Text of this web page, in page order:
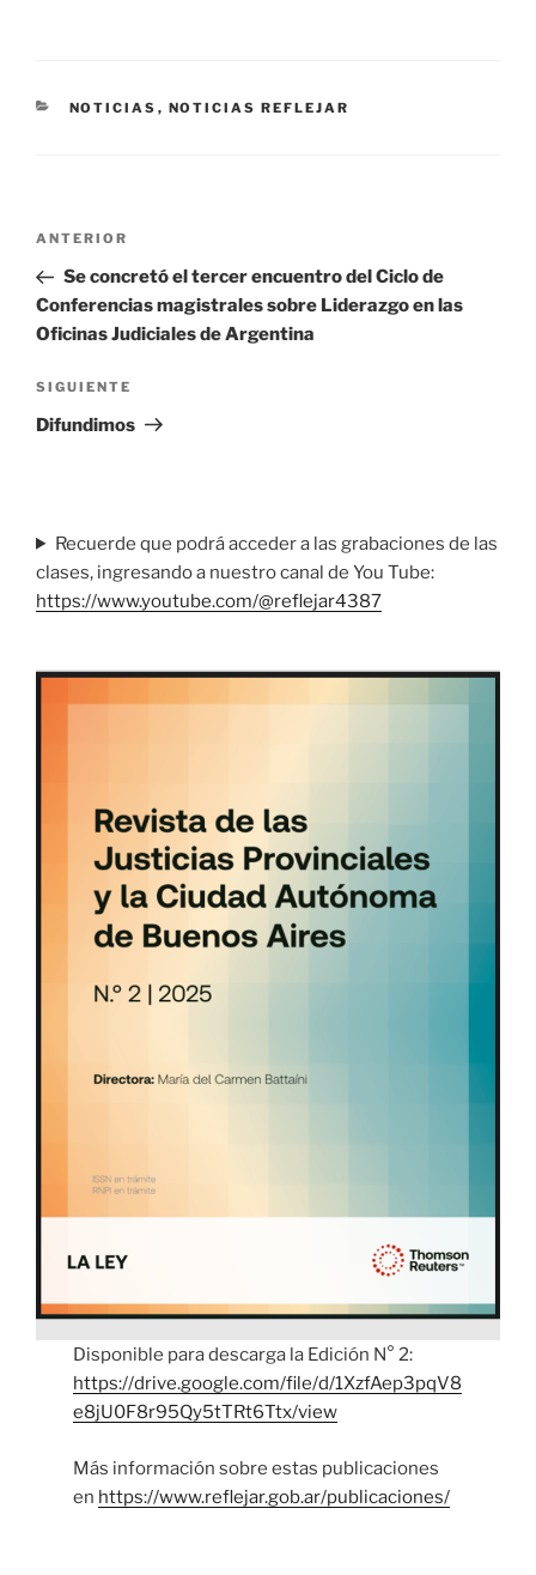
CATEGORÍAS
NOTICIAS , NOTICIAS REFLEJAR
Navegación
entradas
Entrada
anterior
ANTERIOR
Se concretó el tercer encuentro del Ciclo de
Conferencias magistrales sobre Liderazgo en las
Oficinas Judiciales de Argentina
Siguiente
entrada
SIGUIENTE
Difundimos
Recuerde que podrá acceder a las grabaciones de las
clases, ingresando a nuestro canal de You Tube:
https://www.youtube.com/@reflejar4387
Disponible para descarga la Edición N° 2:
https://drive.google.com/file/d/1XzfAep3pqV8
e8jU0F8r95Qy5tTRt6Ttx/view
Más información sobre estas publicaciones
en https://www.reflejar.gob.ar/publicaciones/